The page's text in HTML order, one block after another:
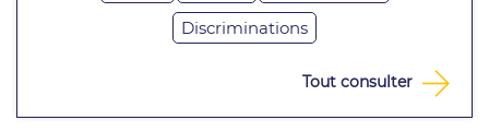
Discriminations
Tout consulter